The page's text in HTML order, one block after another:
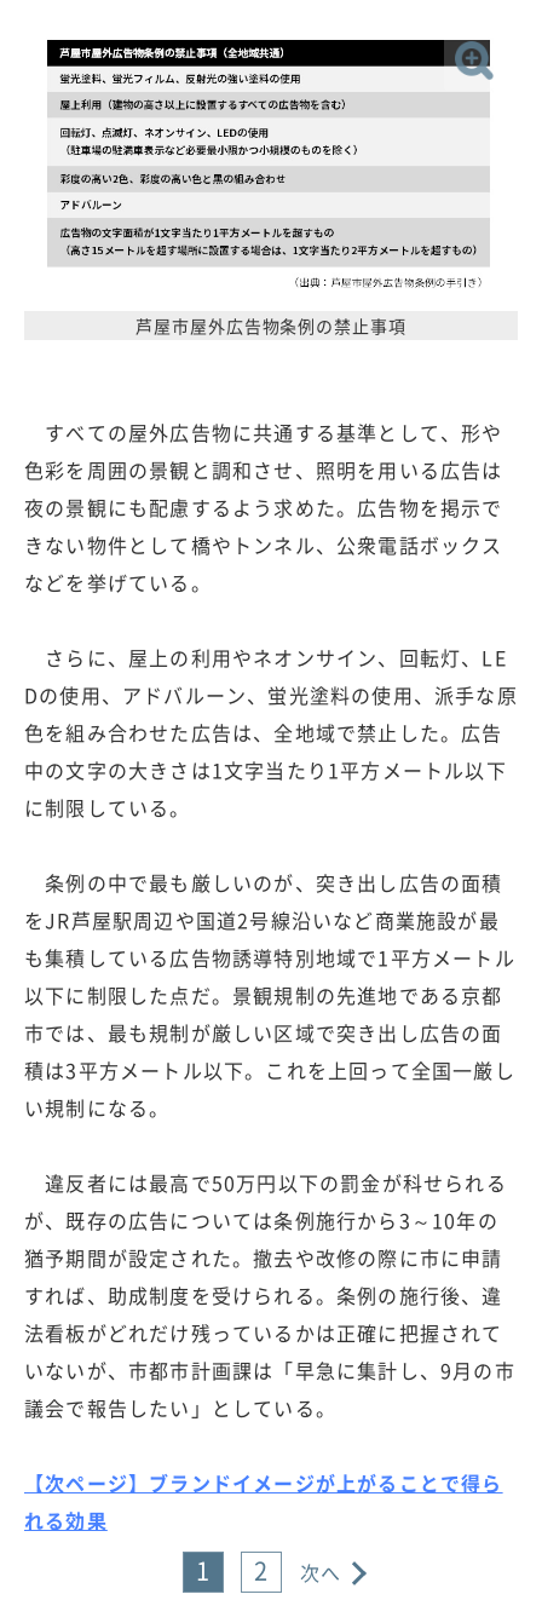
芦屋市屋外広告物条例の禁止事項
すべての屋外広告物に共通する基準として、形や
色彩を周囲の景観と調和させ、照明を用いる広告は
夜の景観にも配慮するよう求めた。広告物を掲示で
きない物件として橋やトンネル、公衆電話ボックス
などを挙げている。
さらに、屋上の利用やネオンサイン、回転灯、LE
Dの使用、アドバルーン、蛍光塗料の使用、派手な原
色を組み合わせた広告は、全地域で禁止した。広告
中の文字の大きさは1文字当たり1平方メートル以下
に制限している。
条例の中で最も厳しいのが、突き出し広告の面積
をJR芦屋駅周辺や国道2号線沿いなど商業施設が最
も集積している広告物誘導特別地域で1平方メートル
以下に制限した点だ。景観規制の先進地である京都
市では、最も規制が厳しい区域で突き出し広告の面
積は3平方メートル以下。これを上回って全国一厳し
い規制になる。
違反者には最高で50万円以下の罰金が科せられる
が、既存の広告については条例施行から3～10年の
猶予期間が設定された。撤去や改修の際に市に申請
すれば、助成制度を受けられる。条例の施行後、違
法看板がどれだけ残っているかは正確に把握されて
いないが、市都市計画課は「早急に集計し、9月の市
議会で報告したい」としている。
【次ページ】ブランドイメージが上がることで得ら
れる効果
1 2 次へ